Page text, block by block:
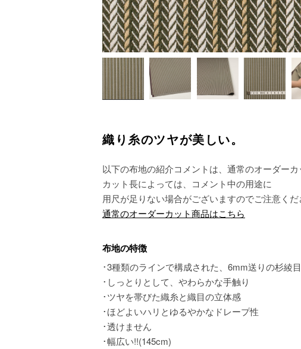
織り糸のツヤが美しい。
以下の布地の紹介コメントは、通常のオーダーカ
カット長によっては、コメント中の用途に
用尺が足りない場合がございますのでご注意くだ
通常のオーダーカット商品はこちら
布地の特徴
･3種類のラインで構成された、6mm送りの杉綾
･しっとりとして、やわらかな手触り
･ツヤを帯びた織糸と織目の立体感
･ほどよいハリとゆるやかなドレープ性
･透けません
･幅広い!!(145cm)